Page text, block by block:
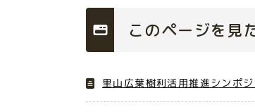
このページを見
里山広葉樹利活用推進シンポ